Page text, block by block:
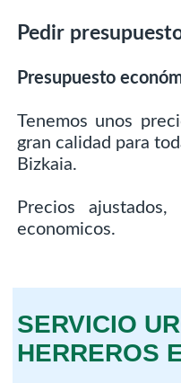
Pedir
Presupuesto
Tenemos unos
gran calidad para
Bizkaia.
Precios
economicos.
SERVICIO
HERREROS